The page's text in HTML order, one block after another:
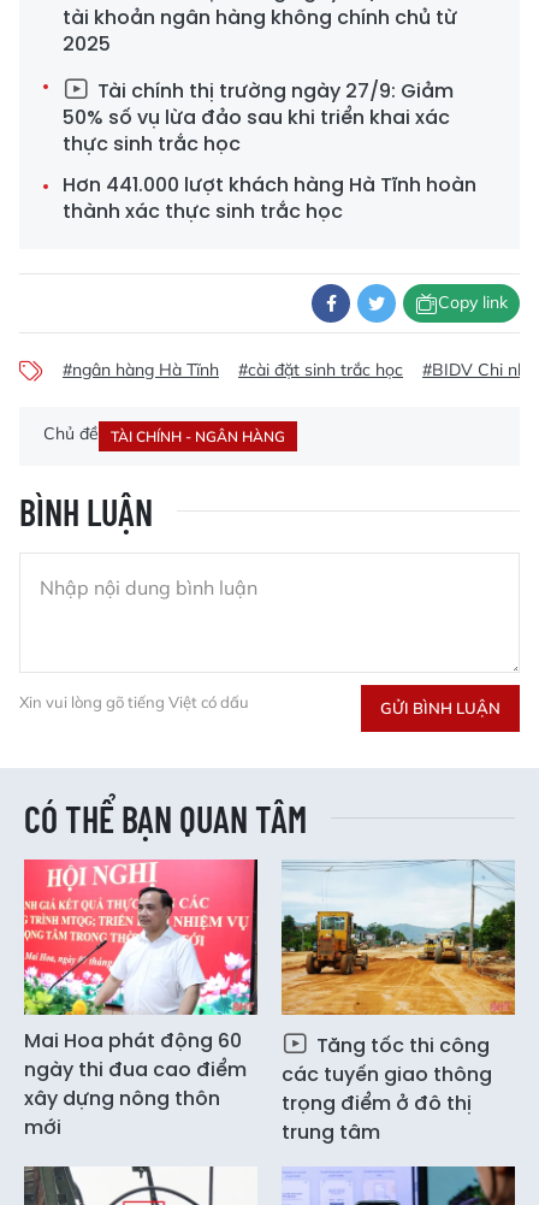
tài khoản ngân hàng không chính chủ từ
2025
Tài chính thị trường ngày 27/9: Giảm
50% số vụ lừa đảo sau khi triển khai xác
thực sinh trắc học
Hơn 441.000 lượt khách hàng Hà Tĩnh hoàn
thành xác thực sinh trắc học
Copy link
#ngân hàng Hà Tĩnh #cài đặt sinh trắc học #BIDV Chi
Chủ đề TÀI CHÍNH - NGÂN HÀNG
BÌNH LUẬN
Xin vui lòng gõ tiếng Việt có dấu GỬI BÌNH LUẬN
CÓ THỂ BẠN QUAN TÂM
Mai Hoa phát động 60
ngày thi đua cao điểm
xây dựng nông thôn
mới
Tăng tốc thi công
các tuyến giao thông
trọng điểm ở đô thị
trung tâm